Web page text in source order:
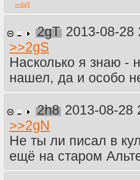
>>2gT
2gT 2013-08-28
>>2gS
Насколько я знаю -
нашел, да и особо
2h8 2013-08-28
>>2gN
Не ты ли писал в
ещё на старом